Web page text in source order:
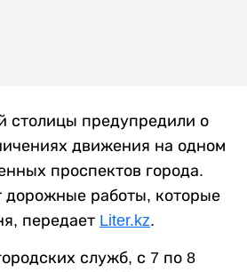
столицы предупредили о
движения на одном
проспектов города.
дорожные работы, которые
передает Liter.kz.
служб, с 7 по 8